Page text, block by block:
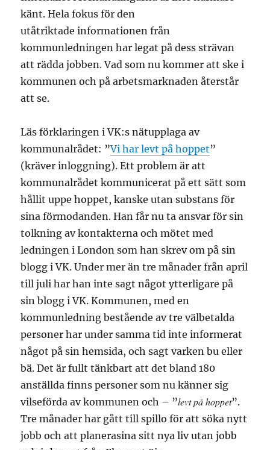
känt. Hela fokus för den
utåtriktade informationen från
kommunledningen har legat på dess strävan
att rädda jobben. Vad som nu kommer att ske i
kommunen och på arbetsmarknaden återstår
att se.
Läs förklaringen i VK:s nätupplaga av
kommunalrådet: ”Vi har levt på hoppet”
(kräver inloggning). Ett problem är att
kommunalrådet kommunicerat på ett sätt som
hållit uppe hoppet, kanske utan substans för
sina förmodanden. Han får nu ta ansvar för sin
tolkning av kontakterna och mötet med
ledningen i London som han skrev om på sin
blogg i VK. Under mer än tre månader från april
till juli har han inte sagt något ytterligare på
sin blogg i VK. Kommunen, med en
kommunledning bestående av tre välbetalda
personer har under samma tid inte informerat
något på sin hemsida, och sagt varken bu eller
bä. Det är fullt tänkbart att det bland 180
anställda finns personer som nu känner sig
vilseförda av kommunen och – ”levt på hoppet”.
Tre månader har gått till spillo för att söka nytt
jobb och att planerasina sitt nya liv utan jobb